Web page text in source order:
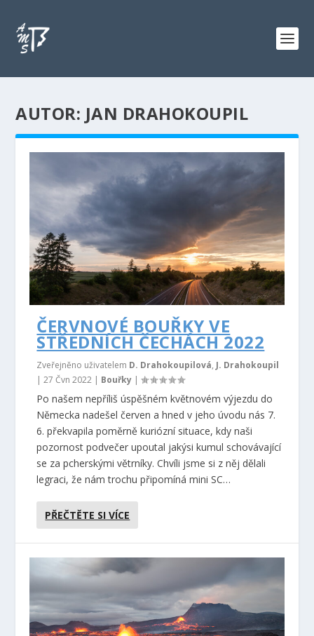
AUTOR: JAN DRAHOKOUPIL
ČERVNOVÉ BOUŘKY VE
STŘEDNÍCH ČECHÁCH 2022
Zveřejněno uživatelem D. Drahokoupilová, J. Drahokoupil
|27 Čvn 2022 | Bouřky |
Po našem nepříliš úspěšném květnovém výjezdu do
Německa nadešel červen a hned v jeho úvodu nás 7.
6. překvapila poměrně kuriózní situace, kdy naši
pozornost podvečer upoutal jakýsi kumul schovávající
se za pcherskými větrníky. Chvíli jsme si z něj dělali
legraci, že nám trochu připomíná mini SC…
PŘEČTĚTE SI VÍCE